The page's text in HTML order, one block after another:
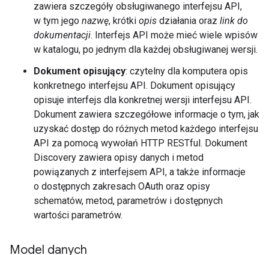
zawiera szczegóły obsługiwanego interfejsu API,
w tym jego nazwę, krótki opis działania oraz link do
dokumentacji. Interfejs API może mieć wiele wpisów
w katalogu, po jednym dla każdej obsługiwanej wersji.
Dokument opisujący: czytelny dla komputera opis
konkretnego interfejsu API. Dokument opisujący
opisuje interfejs dla konkretnej wersji interfejsu API.
Dokument zawiera szczegółowe informacje o tym, jak
uzyskać dostęp do różnych metod każdego interfejsu
API za pomocą wywołań HTTP RESTful. Dokument
Discovery zawiera opisy danych i metod
powiązanych z interfejsem API, a także informacje
o dostępnych zakresach OAuth oraz opisy
schematów, metod, parametrów i dostępnych
wartości parametrów.
Model danych